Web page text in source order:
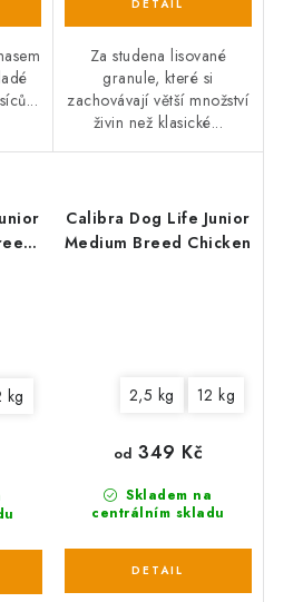
Za studena lisované
granule, které si
zachovávají větší množství
živin než klasické...
kg
Calibra Dog Life Junior
Medium Breed Chicken
2,5 kg 12 kg
Skladem na
centrálním skladu
od 349 Kč